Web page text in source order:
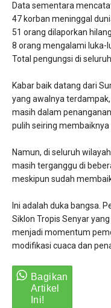
Data sementara
​47 korban meninggal
​51 orang dilaporkan hilang.
​8 orang mengalami luka-
​Total pengungsi di
​Kabar baik datang dari
yang awalnya
masih dalam
pulih seiring membaiknya
​Namun, di seluruh
masih terganggu di
meskipun sudah
Ini adalah duka bangsa.
Siklon Tropis Senyar
menjadi momentum
modifikasi cuaca dan